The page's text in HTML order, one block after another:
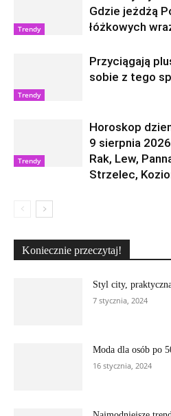
Trendy
Gdzie jeżdżą
łóżkowych
Trendy
Przyciągają
sobie z tego
Trendy
Horoskop
9 sierpnia
Rak, Lew,
Strzelec,
Koniecznie przeczytaj!
Styl city,
7 stycznia, 2024
Moda dla osób po
16 stycznia, 2024